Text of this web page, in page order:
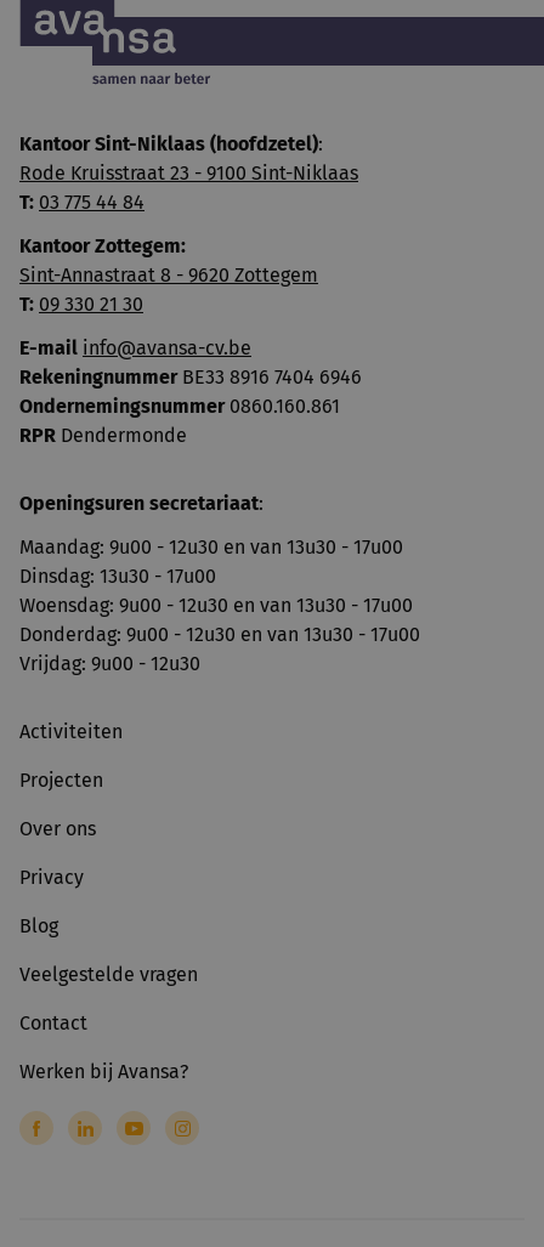
Kantoor Sint-Niklaas (hoofdzetel):
Rode Kruisstraat 23 - 9100 Sint-Niklaas
T: 03 775 44 84
Kantoor Zottegem:
Sint-Annastraat 8 - 9620 Zottegem
T: 09 330 21 30
E-mail info@avansa-cv.be
Rekeningnummer BE33 8916 7404 6946
Ondernemingsnummer0860.160.861
RPR Dendermonde
Openingsuren secretariaat:
Maandag: 9u00 - 12u30 en van 13u30 - 17u00
Dinsdag: 13u30 - 17u00
Woensdag: 9u00 - 12u30 en van 13u30 - 17u00
Donderdag: 9u00 - 12u30 en van 13u30 - 17u00
Vrijdag: 9u00 - 12u30
Activiteiten
Projecten
Over ons
Privacy
Blog
Veelgestelde vragen
Contact
Werken bij Avansa?